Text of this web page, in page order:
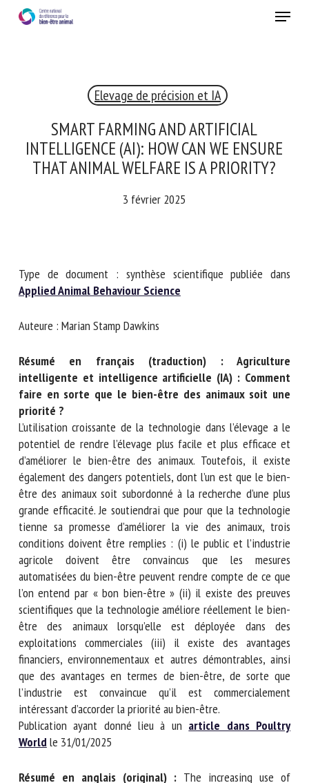
Menu
Elevage de précision et IA
SMART FARMING AND ARTIFICIAL
INTELLIGENCE (AI): HOW CAN WE ENSURE
THAT ANIMAL WELFARE IS A PRIORITY?
3 février 2025
Type de document : synthèse scientifique publiée dans
Applied Animal Behaviour Science
Auteure : Marian Stamp Dawkins
Résumé en français (traduction) : Agriculture
intelligente et intelligence artificielle (IA) : Comment
faire en sorte que le bien-être des animaux soit une
priorité ?
L’utilisation croissante de la technologie dans l’élevage a le
potentiel de rendre l’élevage plus facile et plus efficace et
d’améliorer le bien-être des animaux. Toutefois, il existe
également des dangers potentiels, dont l’un est que le
bien-être des animaux soit subordonné à la recherche d’une
plus grande efficacité. Je soutiendrai que pour que la
technologie tienne sa promesse d’améliorer la vie des
animaux, trois conditions doivent être remplies : (i) le public
et l’industrie agricole doivent être convaincus que les
mesures automatisées du bien-être peuvent rendre compte
de ce que l’on entend par « bon bien-être » (ii) il existe des
preuves scientifiques que la technologie améliore
réellement le bien-être des animaux lorsqu’elle est
déployée dans des exploitations commerciales (iii) il existe
des avantages financiers, environnementaux et autres
démontrables, ainsi que des avantages en termes de bien-
être, de sorte que l’industrie est convaincue qu’il est
commercialement intéressant d’accorder la priorité au bien-
être.
Publication ayant donné lieu à un
RECEVEZ CHAQUE MOIS GRATUITEMENT
ANIMAL
notre newsletter :
Prénom *
Organisme *
E-mail *
En soumettant ce formulaire, j'accepte que les
informations saisies soient utilisées dans le cadre de la
relation avec le CNR BEA. *
Les champs suivis de * sont obligatoires